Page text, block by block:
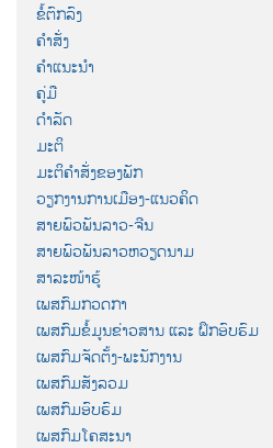
ຂໍ້ຕົກລົງ
ຄຳສັ່ງ
ຄຳແນະນຳ
ຄູ່ມື
ດຳລັດ
ມະຕິ
ມະຕິຄຳສັ່ງຂອງພັກ
ວຽກງານການເມືອງ-ແນວຄິດ
ສາຍພົວພັນລາວ-ຈີນ
ສາຍພົວພັນລາວຫວຽດນາມ
ສາລະໜ້າຮູ້
ເພສກົມກວດກາ
ເພສກົມຂໍ້ມູນຂ່າວສານ ແລະ ຝຶກອົບຮົມ
ເພສກົມຈັດຕັ້ງ-ພະນັກງານ
ເພສກົມສັງລວມ
ເພສກົມອົບຮົມ
ເພສກົມໂຄສະນາ